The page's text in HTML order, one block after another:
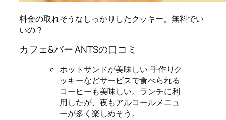
料金の取れそうなしっかりしたクッキー。無料でい
いの？
カフェ&バー ANTSの口コミ
ホットサンドが美味しい!手作りク
ッキーなどサービスで食べられる!
コーヒーも美味しい。ランチに利
用したが、夜もアルコールメニュ
ーが多く楽しめそう。